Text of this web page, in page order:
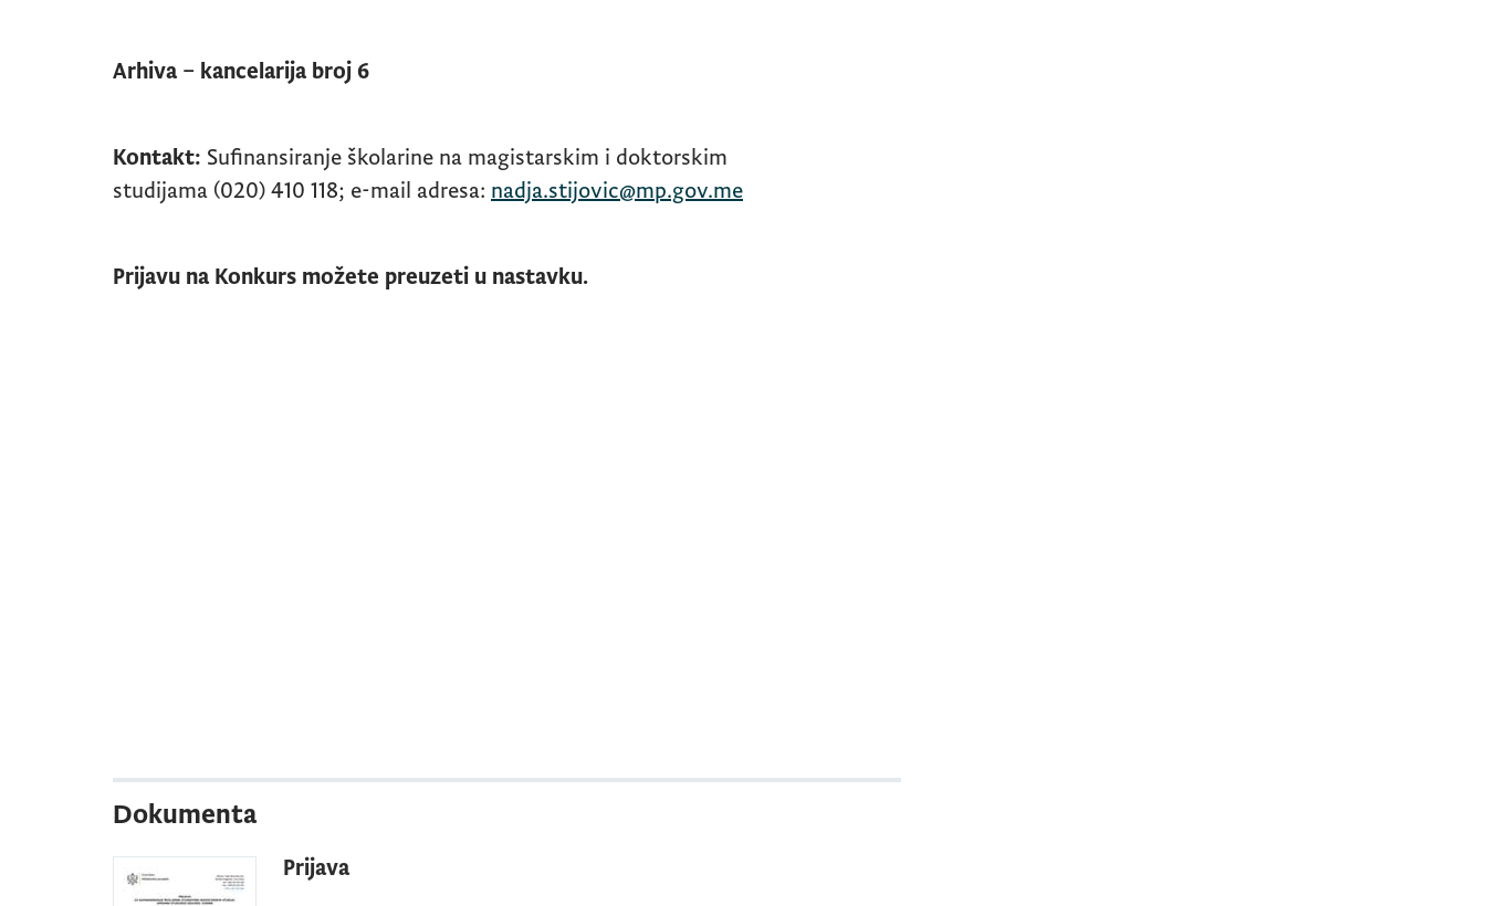
Arhiva – kancelarija broj 6
Kontakt: Sufinansiranje školarine na magistarskim i doktorskim
studijama (020) 410 118; e-mail adresa: nadja.stijovic@mp.gov.me
Prijavu na Konkurs možete preuzeti u nastavku.
Dokumenta
Prijava